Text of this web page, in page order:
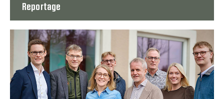
Reportage